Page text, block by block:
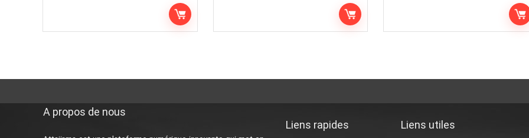
A propos de nous
Liens rapides Liens utiles